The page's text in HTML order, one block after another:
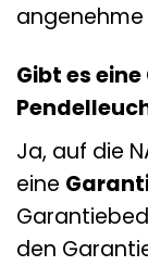
Gibt es eine
Ja, auf die
eine
den